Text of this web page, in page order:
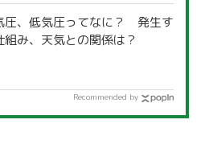
圧、低気圧ってなに？ 発生す
組み、天気との関係は？
Recommended by